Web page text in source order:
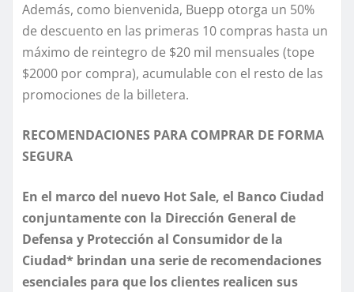
Además, como bienvenida, Buepp otorga un 50%
de descuento en las primeras 10 compras hasta un
máximo de reintegro de $20 mil mensuales (tope
$2000 por compra), acumulable con el resto de las
promociones de la billetera.
RECOMENDACIONES PARA COMPRAR DE FORMA
SEGURA
En el marco del nuevo Hot Sale, el Banco Ciudad
conjuntamente con la Dirección General de
Defensa y Protección al Consumidor de la
Ciudad* brindan una serie de recomendaciones
esenciales para que los clientes realicen sus